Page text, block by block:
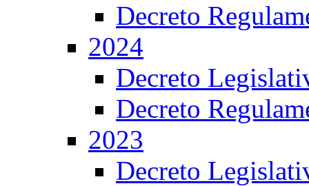
Decreto
2024
Decreto
Decreto
2023
Decreto